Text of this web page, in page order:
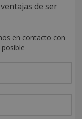
de ser
en contacto con